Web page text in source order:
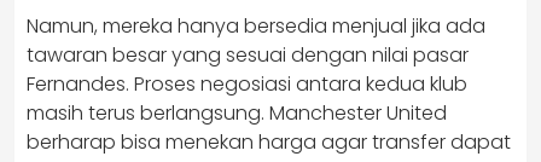
Namun, mereka hanya bersedia menjual jika ada
tawaran besar yang sesuai dengan nilai pasar
Fernandes. Proses negosiasi antara kedua klub
masih terus berlangsung. Manchester United
berharap bisa menekan harga agar transfer dapat